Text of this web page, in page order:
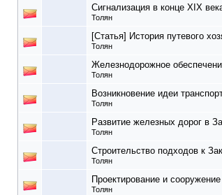
Сигнализация в конце ХIХ
Толян
[Статья] История путевого
Толян
Железнодорожное
Толян
Возникновение идеи
Толян
Развитие железных дорог в
Толян
Строительство подходов к
Толян
Проектирование и
Толян